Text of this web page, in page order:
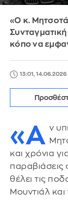
«Ο κ.
κόπο να
13:01, 14.06.2026
«Α ν
και χρόνια
παραβιάσεις
θέλει τις
Μουντιάλ